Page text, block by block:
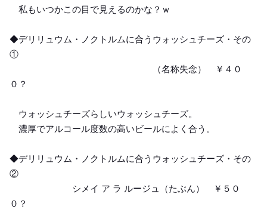
私もいつかこの目で見えるのかな？ｗ
◆デリリュウム・ノクトルムに合うウォッシュチーズ・その
①
（名称失念） ￥４０
０？
ウォッシュチーズらしいウォッシュチーズ。
濃厚でアルコール度数の高いビールによく合う。
◆デリリュウム・ノクトルムに合うウォッシュチーズ・その
②
シメイ ア ラ ルージュ（たぶん） ￥５０
０？